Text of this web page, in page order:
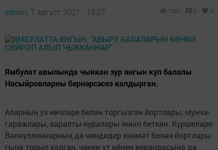
admin, 7 август 2021 - 18:27 1262 0 0
Ямбулат авылында чыккан зур янгын күп балалы
Насыйровларны бернәрсәсез калдырган.
Аларның үз көчләре белән торгызган йортлары, мунча-
гаражлары, каралты-куралары янып беткән. Күршеләре
Вәлиуллиннарның да ниндидер хикмәт белән йортлары
гына торып калган, чөнки ут өйнең верандасына да